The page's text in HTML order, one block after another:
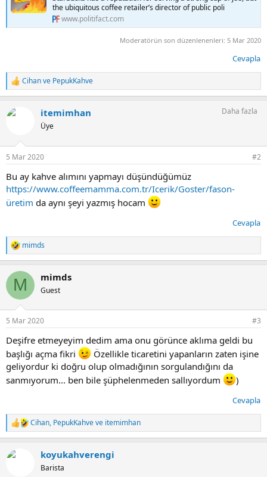
the ubiquitous coffee retailer’s director of public poli
www.politifact.com
Moderatörün son düzenlenenleri: 5 Mar 2020
Cevapla
T
e
k
Cihanve PepukKahve
itemimhan
Üye
Daha fazla
5 Mar 2020 #2
Bu ay kahve alımını yapmayı düşündüğümüz
https://www.coffeemamma.com.tr/Icerik/Goster/fason-
üretim da aynı şeyi yazmış hocam
Cevapla
T
e
k
l
mimds
M mimds
Guest
5 Mar 2020 #3
Deşifre etmeyeyim dedim ama onu görünce aklıma geldi bu
başlığı açma fikri
Özellikle ticaretini yapanların zaten işine
geliyordur ki doğru olup olmadığının sorgulandığını da
sanmıyorum... ben bile şüphelenmeden sallıyordum
)
Cevapla
T
e
k
Cihan, PepukKahveve itemimhan
koyukahverengi
Barista